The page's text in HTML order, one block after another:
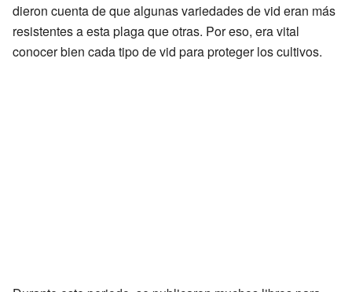
dieron cuenta de que algunas variedades de vid eran más
resistentes a esta plaga que otras. Por eso, era vital
conocer bien cada tipo de vid para proteger los cultivos.